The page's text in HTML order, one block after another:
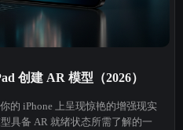
创建 AR 模型（2026）
的 iPhone 上呈现惊艳的增强现实
具备 AR 就绪状态所需了解的一